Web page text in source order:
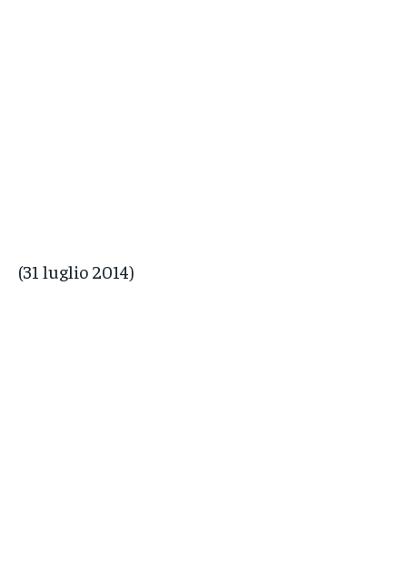
(31 luglio 2014)